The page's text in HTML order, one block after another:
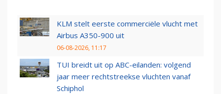
KLM stelt eerste commerciële vlucht met
Airbus A350-900 uit
06-08-2026, 11:17
TUI breidt uit op ABC-eilanden: volgend
jaar meer rechtstreekse vluchten vanaf
Schiphol